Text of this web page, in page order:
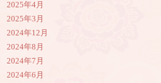
2025年4月
2025年3月
2024年12月
2024年8月
2024年7月
2024年6月